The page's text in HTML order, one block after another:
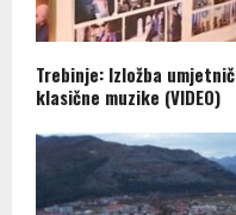
Trebinje: Izložba
klasične muzike (VIDEO)